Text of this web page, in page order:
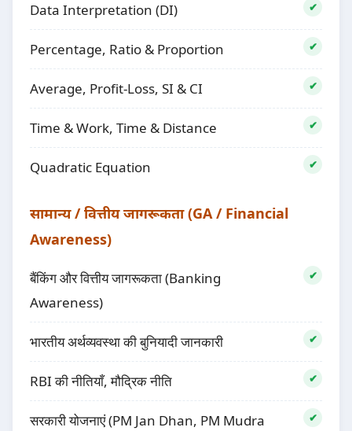
Data Interpretation (DI)
Percentage, Ratio & Proportion
Average, Profit-Loss, SI & CI
Time & Work, Time & Distance
Quadratic Equation
सामान्य / वित्तीय जागरूकता (GA / Financial
Awareness)
बैंकिंग और वित्तीय जागरूकता (Banking
Awareness)
भारतीय अर्थव्यवस्था की बुनियादी जानकारी
RBI की नीतियाँ, मौद्रिक नीति
सरकारी योजनाएं (PM Jan Dhan, PM Mudra